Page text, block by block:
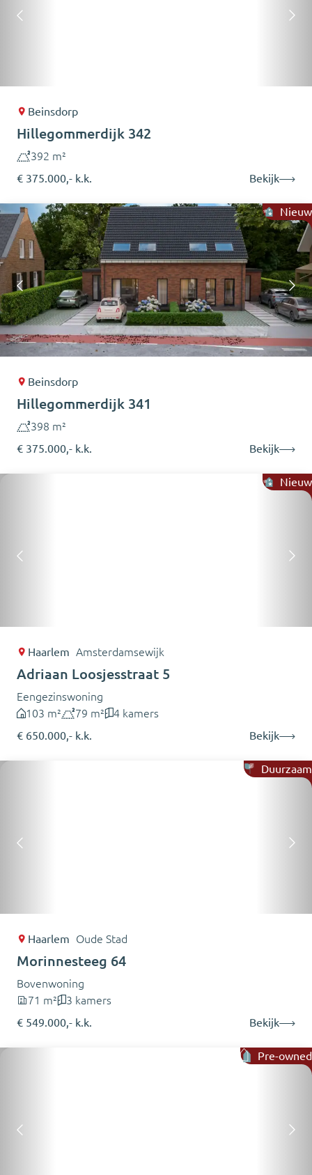
Beinsdorp
Hillegommerdijk 342
392 m²
€ 375.000,- k.k.
Bekijk
Nieuw
Beinsdorp
Hillegommerdijk 341
398 m²
€ 375.000,- k.k.
Bekijk
Nieuw
Haarlem Amsterdamsewijk
Adriaan Loosjesstraat 5
Eengezinswoning
103 m²
79 m²
4 kamers
€ 650.000,- k.k.
Bekijk
Duurzaam
Haarlem Oude Stad
Morinnesteeg 64
Bovenwoning
71 m²
3 kamers
€ 549.000,- k.k.
Bekijk
Pre-owned